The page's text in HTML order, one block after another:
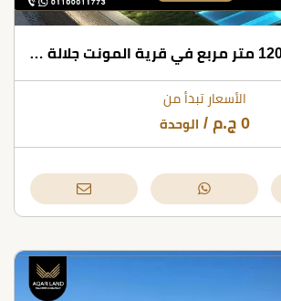
شاليه بمساحة 120 متر مربع في قرية المونت جلالة العين السخنة
الأسعار تبدأ من
0 ج.م / الوحدة